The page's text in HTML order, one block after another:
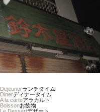
Dejeunerランチタイム
Dinerディナータイム
A la carteアラカルト
Boissonお飲物